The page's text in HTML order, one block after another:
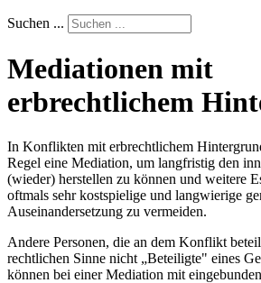
Suchen ...
Mediationen mit
erbrechtlichem
In Konflikten mit erbrechtlichem
Regel eine Mediation, um langfristig den
(wieder) herstellen zu können und weitere
oftmals sehr kostspielige und langwierige
Auseinandersetzung zu vermeiden.
Andere Personen, die an dem Konflikt
rechtlichen Sinne nicht „Beteiligte" eines
können bei einer Mediation mit